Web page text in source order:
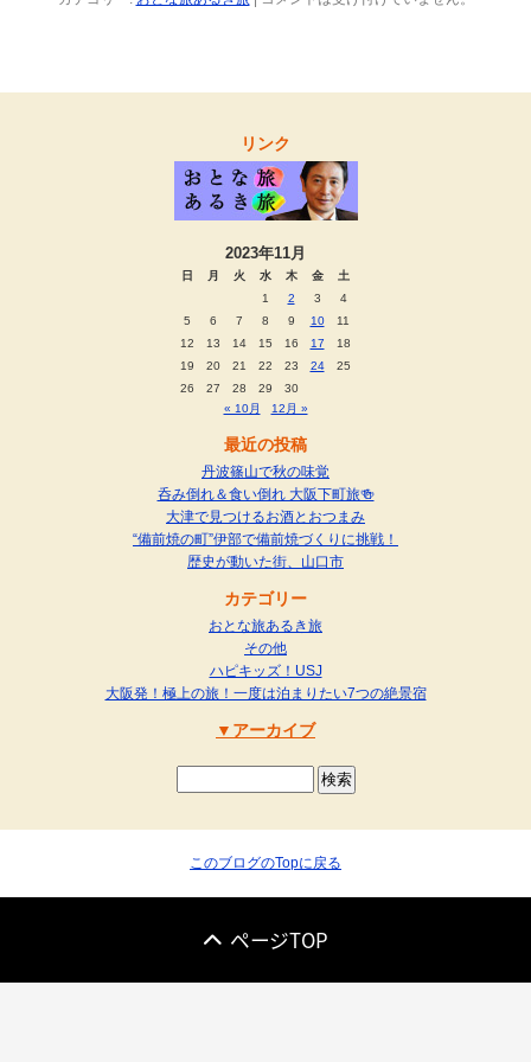
リンク
2023年11月
日 月 火 水 木 金
土
1
2 3
4
5
6 7 8 9 10
11
12
13 14 15 16 17
18
19
20 21 22 23 24
25
26
27 28 29
30
« 10月
12月 »
最近の投稿
丹波篠山で秋の味覚
呑み倒れ＆食い倒れ 大阪下町旅🍻
大津で見つけるお酒とおつまみ
“備前焼の町”伊部で備前焼づくりに挑戦！
歴史が動いた街、山口市
カテゴリー
おとな旅あるき旅
その他
ハピキッズ！USJ
大阪発！極上の旅！一度は泊まりたい7つの絶景宿
アーカイブ
このブログのTopに戻る
ページTOP